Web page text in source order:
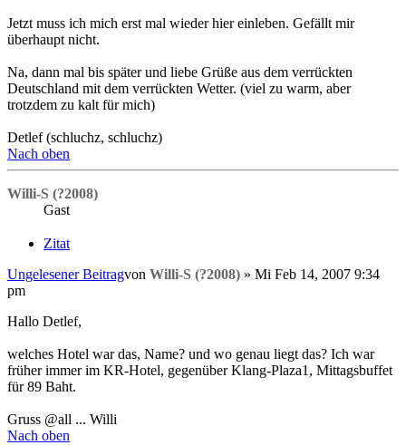
Jetzt muss ich mich erst mal wieder hier einleben. Gefällt mir
überhaupt nicht.
Na, dann mal bis später und liebe Grüße aus dem verrückten
Deutschland mit dem verrückten Wetter. (viel zu warm, aber
trotzdem zu kalt für mich)
Detlef (schluchz, schluchz)
Nach oben
Willi-S (?2008)
Gast
Zitat
Ungelesener Beitragvon Willi-S (?2008) » Mi Feb 14, 2007 9:34
pm
Hallo Detlef,
welches Hotel war das, Name? und wo genau liegt das? Ich war
früher immer im KR-Hotel, gegenüber Klang-Plaza1, Mittagsbuffet
für 89 Baht.
Gruss @all ... Willi
Nach oben